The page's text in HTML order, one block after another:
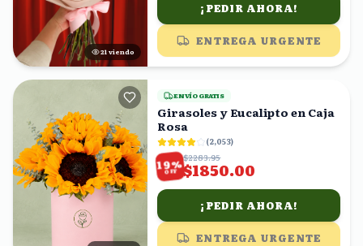
21 viendo
¡PEDIR AHORA!
ENTREGA URGENTE
ENVÍO GRATIS
Girasoles y Eucalipto en Caja
Rosa
(2,053)
19%
OFF
$2283.95
$1850.00
¡PEDIR AHORA!
ENTREGA URGENTE